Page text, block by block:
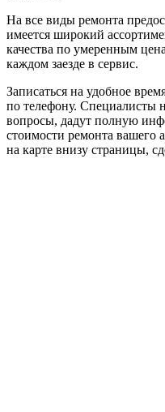
На все виды ремонта
имеется широкий
качества по умеренным
каждом заезде в сервис.
Записаться на удобное
по телефону. Специалисты
вопросы, дадут полную
стоимости ремонта вашего
на карте внизу страницы,